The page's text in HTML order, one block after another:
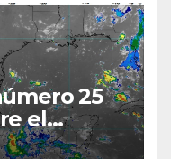
25
el